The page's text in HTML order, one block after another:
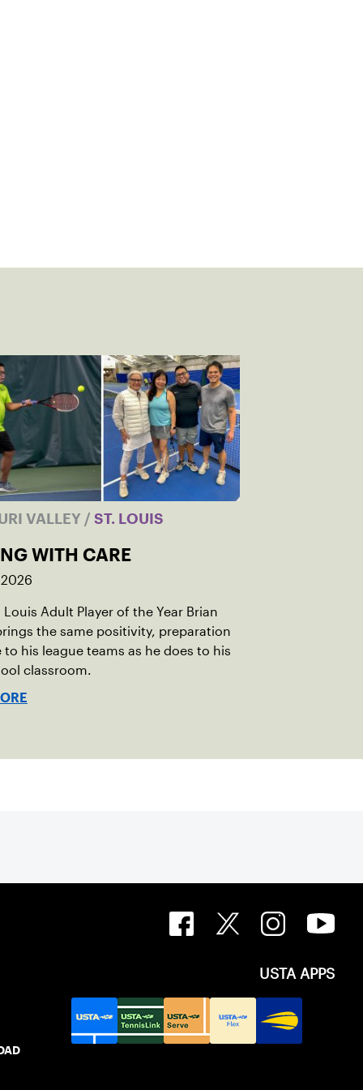
VALLEY / ST. LOUIS
WITH CARE
Louis Adult Player of the Year Brian
the same positivity, preparation
to his league teams as he does to his
classroom.
USTA APPS